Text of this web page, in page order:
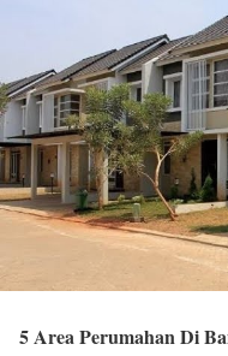
5 Area Perumahan Di